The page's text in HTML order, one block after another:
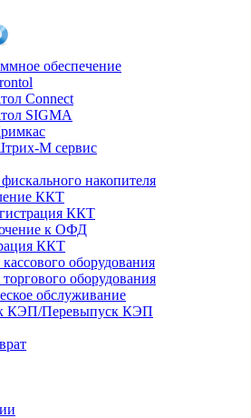
обеспечение
Connect
SIGMA
М сервис
накопителя
ККТ
ККТ
к ОФД
ККТ
оборудования
оборудования
обслуживание
КЭП/Перевыпуск КЭП